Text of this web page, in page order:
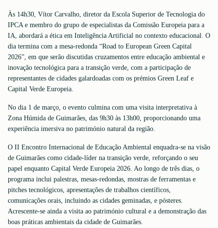
Às 14h30, Vítor Carvalho, diretor da Escola Superior de Tecnologia do
IPCA e membro do grupo de especialistas da Comissão Europeia para a
IA, abordará a ética em Inteligência Artificial no contexto educacional. O
dia termina com a mesa-redonda “Road to European Green Capital
2026”, em que serão discutidas cruzamentos entre educação ambiental e
inovação tecnológica para a transição verde, com a participação de
representantes de cidades galardoadas com os prémios Green Leaf e
Capital Verde Europeia.
No dia 1 de março, o evento culmina com uma visita interpretativa à
Zona Húmida de Guimarães, das 9h30 às 13h00, proporcionando uma
experiência imersiva no património natural da região.
O II Encontro Internacional de Educação Ambiental enquadra-se na visão
de Guimarães como cidade-líder na transição verde, reforçando o seu
papel enquanto Capital Verde Europeia 2026. Ao longo de três dias, o
programa inclui palestras, mesas-redondas, mostras de ferramentas e
pitches tecnológicos, apresentações de trabalhos científicos,
comunicações orais, incluindo as cidades geminadas, e pósteres.
Acrescente-se ainda a visita ao património cultural e a demonstração das
boas práticas ambientais da cidade de Guimarães.